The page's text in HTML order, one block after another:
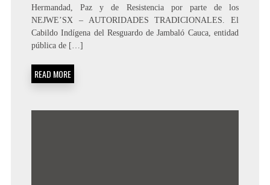
Hermandad, Paz y de Resistencia por parte de los
NEJWE’SX – AUTORIDADES TRADICIONALES. El
Cabildo Indígena del Resguardo de Jambaló Cauca, entidad
pública de […]
READ MORE